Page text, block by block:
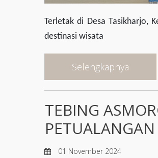
Terletak di Desa Tasikharjo,
destinasi wisata
Selengkapnya
TEBING
01 November 2024